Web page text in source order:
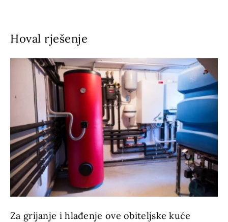
Hoval rješenje
Za grijanje i hlađenje ove obiteljske kuće